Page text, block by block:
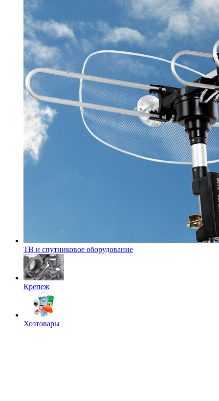
ТВ и спутниковое оборудование
Крепеж
Хозтовары